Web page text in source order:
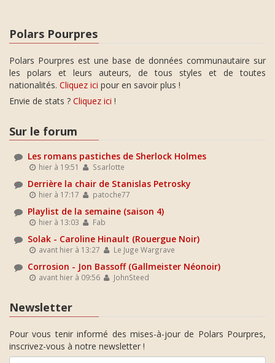
Polars Pourpres
Polars Pourpres est une base de données communautaire sur
les polars et leurs auteurs, de tous styles et de toutes
nationalités. Cliquez ici pour en savoir plus !
Envie de stats ? Cliquez ici !
Sur le forum
Les romans pastiches de Sherlock Holmes
hier à 19:51 Ssarlotte
Derrière la chair de Stanislas Petrosky
hier à 17:17 patoche77
Playlist de la semaine (saison 4)
hier à 13:03 Fab
Solak - Caroline Hinault (Rouergue Noir)
avant hier à 13:27 Le Juge Wargrave
Corrosion - Jon Bassoff (Gallmeister Néonoir)
avant hier à 09:56 JohnSteed
Newsletter
Pour vous tenir informé des mises-à-jour de Polars Pourpres,
inscrivez-vous à notre newsletter !